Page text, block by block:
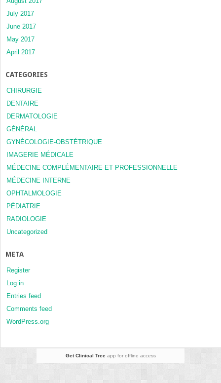
July 2017
June 2017
May 2017
April 2017
CATEGORIES
CHIRURGIE
DENTAIRE
DERMATOLOGIE
GÉNÉRAL
GYNÉCOLOGIE-OBSTÉTRIQUE
IMAGERIE MÉDICALE
MÉDECINE COMPLÉMENTAIRE ET PROFESSIONNELLE
MÉDECINE INTERNE
OPHTALMOLOGIE
PÉDIATRIE
RADIOLOGIE
Uncategorized
META
Register
Log in
Entries feed
Comments feed
WordPress.org
Get Clinical Treeapp for offline access